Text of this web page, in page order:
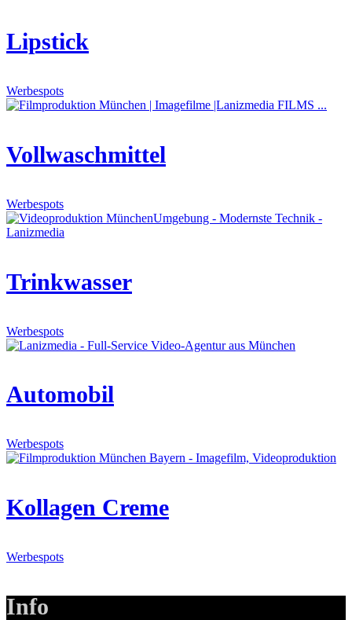
Lipstick
Werbespots
Vollwaschmittel
Werbespots
Trinkwasser
Werbespots
Automobil
Werbespots
Kollagen Creme
Werbespots
Info